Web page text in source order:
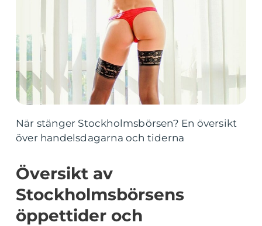
När stänger Stockholmsbörsen? En översikt
över handelsdagarna och tiderna
Översikt av
Stockholmsbörsens
öppettider och